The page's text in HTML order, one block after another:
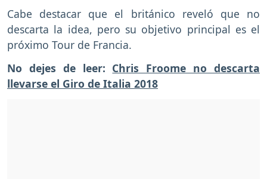
Cabe destacar que el británico reveló que no
descarta la idea, pero su objetivo principal es el
próximo Tour de Francia.
No dejes de leer: Chris Froome no descarta
llevarse el Giro de Italia 2018